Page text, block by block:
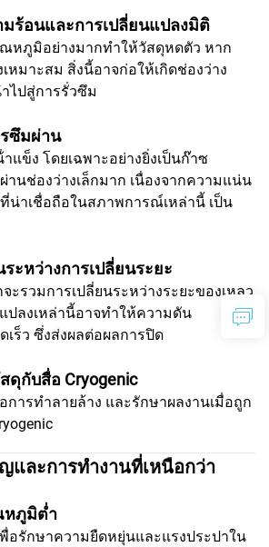
ร้อนและการเปลี่ยนแปลงมิติ
หภูมิอย่างมากทำให้วัสดุหดตัว หาก
หมาะสม สิ่งนี้อาจก่อให้เกิดช่องว่าง
ไปสู่การรั่วซึม
ซึมผ่าน
แข็ง โดยเฉพาะอย่างยิ่งเป็นก๊าซ
านช่องว่างเล็กมาก เนื่องจากความแน่น
น่าเชื่อถือในสภาพการณ์เหล่านี้ เป็น
ะหว่างการเปลี่ยนระยะ
ะรวมการเปลี่ยนระหว่างระยะของเหลว
ปลงเหล่านี้อาจทําให้ความดัน
เร็ว ซึ่งส่งผลต่อผลการปิด
ดุกับสื่อ Cryogenic
ารทําลายล้าง และรักษาผลงานเมื่อถูก
ละการทำงานที่เหนือกว่า
ภูมิต่ำ
อรักษาความยืดหยุ่นและแรงประปาใน